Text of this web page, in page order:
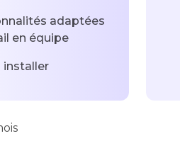
adaptées
en équipe
installer